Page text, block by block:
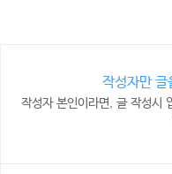
작성자만 글
작성자 본인이라면, 글 작성시